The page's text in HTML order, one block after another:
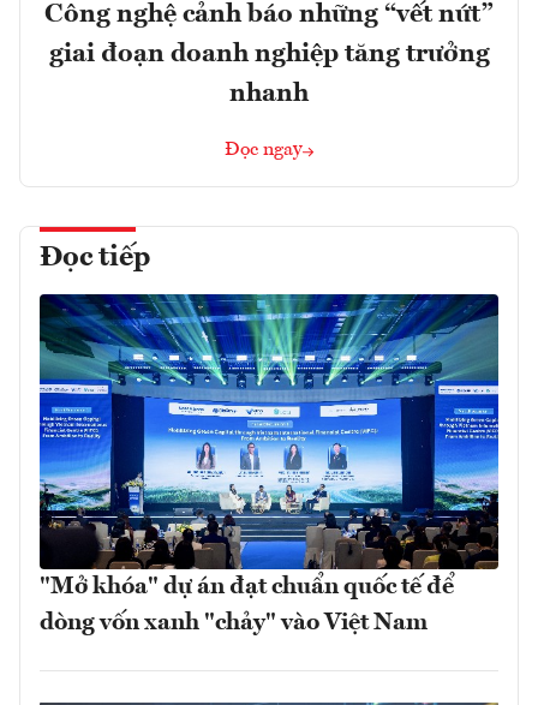
Công nghệ cảnh báo những “vết nứt”
giai đoạn doanh nghiệp tăng trưởng
nhanh
Đọc ngay
Đọc tiếp
"Mở khóa" dự án đạt chuẩn quốc tế để
dòng vốn xanh "chảy" vào Việt Nam